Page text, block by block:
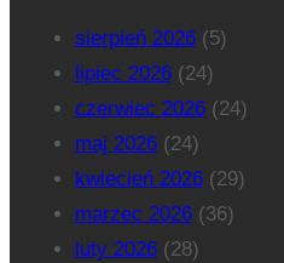
sierpień 2026(5)
lipiec 2026(24)
czerwiec 2026(24)
maj 2026(24)
kwiecień 2026(29)
marzec 2026(36)
luty 2026(28)